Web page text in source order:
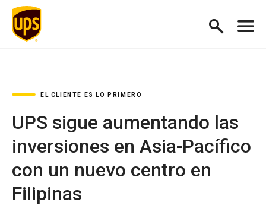
EL CLIENTE ES LO PRIMERO
UPS sigue aumentando las
inversiones en Asia-Pacífico
con un nuevo centro en
Filipinas